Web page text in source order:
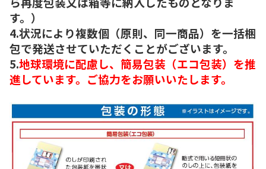
す。）
4.状況により複数個（原則、同一商品）を一括梱
包で発送させていただくことがございます。
5.地球環境に配慮し、簡易包装（エコ包装）を推
進しています。ご協力をお願いいたします。